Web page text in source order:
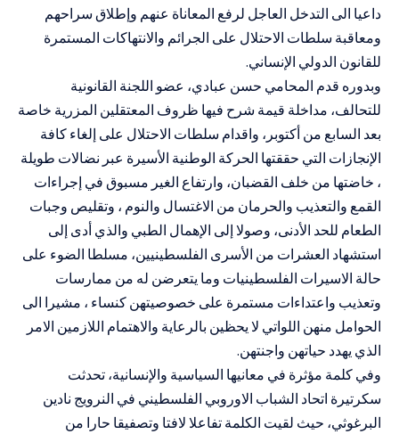
داعيا الى التدخل العاجل لرفع المعاناة عنهم وإطلاق سراحهم
ومعاقبة سلطات الاحتلال على الجرائم والانتهاكات المستمرة
للقانون الدولي الإنساني.
وبدوره قدم المحامي حسن عبادي، عضو اللجنة القانونية
للتحالف، مداخلة قيمة شرح فيها ظروف المعتقلين المزرية خاصة
بعد السابع من أكتوبر، واقدام سلطات الاحتلال على إلغاء كافة
الإنجازات التي حققتها الحركة الوطنية الأسيرة عبر نضالات طويلة
، خاضتها من خلف القضبان، وارتفاع الغير مسبوق في إجراءات
القمع والتعذيب والحرمان من الاغتسال والنوم ، وتقليص وجبات
الطعام للحد الأدنى، وصولا إلى الإهمال الطبي والذي أدى إلى
استشهاد العشرات من الأسرى الفلسطينيين، مسلطا الضوء على
حالة الاسيرات الفلسطينيات وما يتعرضن له من ممارسات
وتعذيب واعتداءات مستمرة على خصوصيتهن كنساء ، مشيرا الى
الحوامل منهن اللواتي لا يحظين بالرعاية والاهتمام اللازمين الامر
الذي يهدد حياتهن واجنتهن.
وفي كلمة مؤثرة في معانيها السياسية والإنسانية، تحدثت
سكرتيرة اتحاد الشباب الاوروبي الفلسطيني في النرويج نادين
البرغوثي، حيث لقيت الكلمة تفاعلا لافتا وتصفيقا حارا من